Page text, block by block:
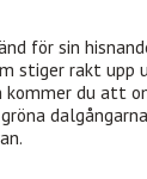
för sin
stiger rakt upp
du att